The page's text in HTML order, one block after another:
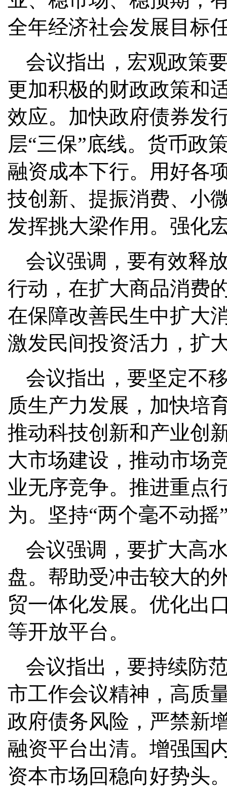
全年经济社会发展目标
会议指出，宏观政策
更加积极的财政政策和
效应。加快政府债券发
层“三保”底线。货币政
融资成本下行。用好各
技创新、提振消费、小
发挥挑大梁作用。强化
会议强调，要有效释
行动，在扩大商品消费
在保障改善民生中扩大
激发民间投资活力，扩
会议指出，要坚定不
质生产力发展，加快培
推动科技创新和产业创
大市场建设，推动市场
业无序竞争。推进重点
为。坚持“两个毫不动
会议强调，要扩大高
盘。帮助受冲击较大的
贸一体化发展。优化出
等开放平台。
会议指出，要持续防
市工作会议精神，高质
政府债务风险，严禁新
融资平台出清。增强国
资本市场回稳向好势头